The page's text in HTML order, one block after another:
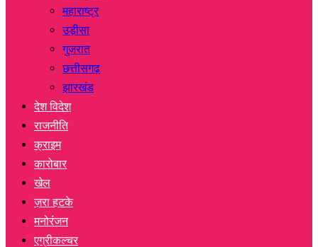
महाराष्ट्र
उड़ीसा
गुजरात
छत्तीसगढ़
झारखंड
देश विदेश
राजनीति
क्राइम
कारोबार
खेल
ज़रा हटके
मनोरंजन
एग्रीकल्चर